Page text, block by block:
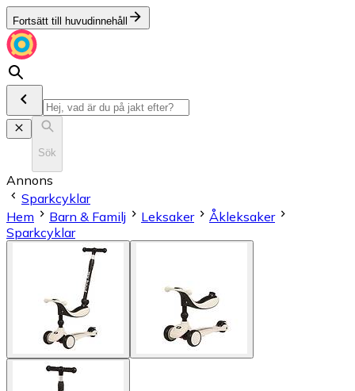
Fortsätt till huvudinnehåll
Sök
Annons
Sparkcyklar
Hem
Barn & Familj Leksaker
Åkleksaker
Sparkcyklar